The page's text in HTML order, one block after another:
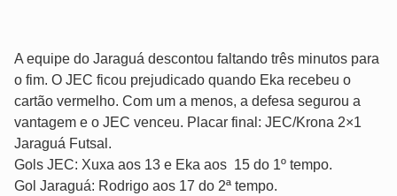
A equipe do Jaraguá descontou faltando três minutos para
o fim. O JEC ficou prejudicado quando Eka recebeu o
cartão vermelho. Com um a menos, a defesa segurou a
vantagem e o JEC venceu. Placar final: JEC/Krona 2×1
Jaraguá Futsal.
Gols JEC: Xuxa aos 13 e Eka aos 15 do 1º tempo.
Gol Jaraguá: Rodrigo aos 17 do 2ª tempo.